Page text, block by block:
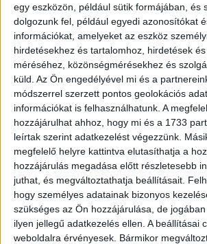
egy eszközön, például sütik formájában, és
dolgozunk fel, például egyedi azonosítókat
információkat, amelyeket az eszköz
hirdetésekhez és tartalomhoz, hirdetések
méréséhez, közönségmérésekhez és
küld. Az Ön engedélyével mi és a
módszerrel szerzett pontos geolokációs
információkat is felhasználhatunk. A
hozzájárulhat ahhoz, hogy mi és a 1733
leírtak szerint adatkezelést végezzünk.
megfelelő helyre kattintva elutasíthatja a
hozzájárulás megadása előtt részletesebb
juthat, és megváltoztathatja beállításait.
hogy személyes adatainak bizonyos
szükséges az Ön hozzájárulása, de
ilyen jellegű adatkezelés ellen. A beállításai
weboldalra érvényesek. Bármikor
fejlődési lehetőség, ha
maradnál
És itt a legjobb rész:
Nem kell kivárnod a hónap
pénzhez juss.
QuickPay
szolgáltatással akár
elkérheted a fizud.
Igen, tényleg!
Plusz számíthatsz extra pénzre
ünnepnapi műszakoknál is.*